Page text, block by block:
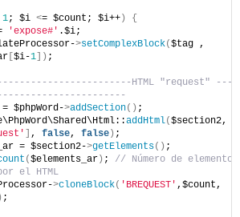
1; $i <= $count; $i++ )
{
'expose#' .$i;
>setComplexBlock($tag ,
$i-1 ]) ;
HTML "request" ----
$phpWord->addSection() ;
addHtml($section2,
, false, false ) ;
= $section2->getElements() ;
($elements_ar ) ; // Número de elementos
el HTML
>cloneBlock( 'BREQUEST'
) ;